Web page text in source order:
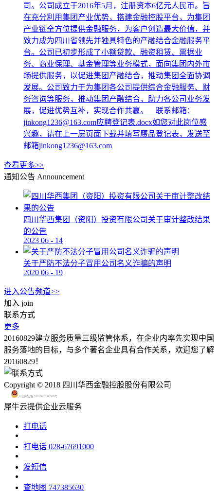
司。公司成立于2016年5月，注册资本6亿元人民币。旨
在充分利用集团产业优势，搭建金融控股平台，为集团
产业链全方位提供金融服务，为客户创造最大价值，并
致力成为四川省领先并独具特色的产融结合金融服务平
台。公司已初步形成了小额贷款、融资租赁、票据业
务、商业保理、基金管理等业务模式，面向集团内外市
场提供服务，以促进集团产融结合，推动集团全面协调
发展。公司致力于为集团各公司提供综合金融服务、财
务咨询等服务，推动集团产融结合，助力各公司业务发
展，促进优势互补，实现合作共赢。 联系邮箱：
jinkong1236@163.com应聘登记表.docx如您对此岗位感
兴趣，请在上一层页面下载并填写赝品登记表，发送至
邮箱jinkong1236@163.com
查看更多>>
通知公告 Announcement
四川华西集团（资阳）投资有限公司关于审计整改结果
的公告
2023 06 - 14
关于严防不法分子冒用公司名义诈骗的声明
2020 06 - 19
进入公告频道>>
加入 join
联系方式
更多
20160829建立服务质量三级监管体系，在企业内率先实现中国
服务落地的目标，与多个著名企业具有合作关系，欢迎您了解
20160829！
Copyright © 2018 四川华西金融控股股份有限公司
川公网安备 51015602000580号
犀牛云提供企业云服务
打电话
打电话 028-67691000
发短信
查地图 747385630